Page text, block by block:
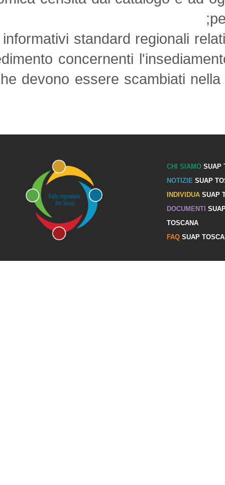
flussi informativi standard
procedimento concernenti
dati che devono essere